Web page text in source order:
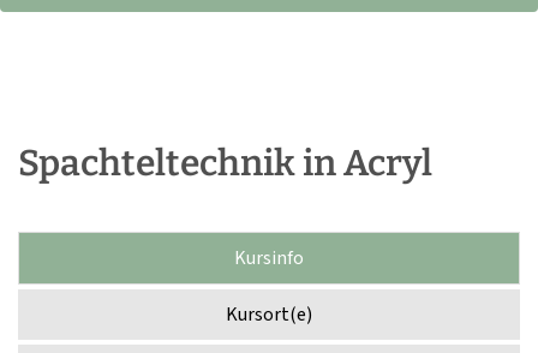
Spachteltechnik in Acryl
Kursinfo
Kursort(e)